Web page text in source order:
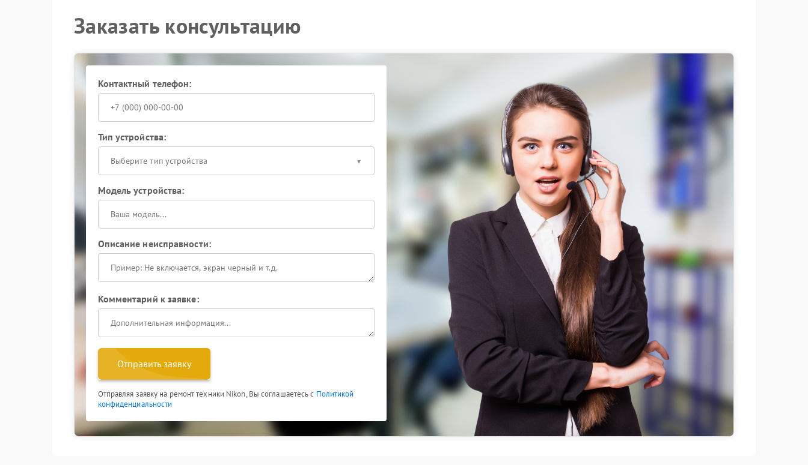
Заказать консультацию
Контактный телефон:
Тип устройства:
Выберите тип устройства
Модель устройства:
Описание неисправности:
Комментарий к заявке:
Отправить заявку
Отправляя заявку на ремонт техники Nikon, Вы соглашаетесь с Политикой
конфиденциальности